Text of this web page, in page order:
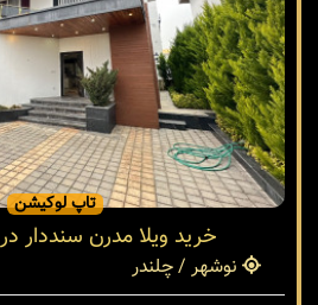
تاپ لوکیشن
خرید ویلا مدرن سنددار
نوشهر / چلندر